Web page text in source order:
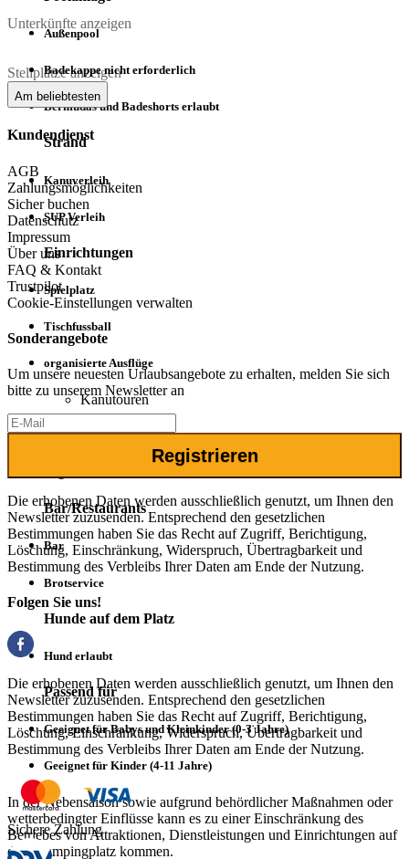
Außenpool
Badekappe nicht erforderlich
Bermudas und Badeshorts erlaubt
Strand
Kanuverleih
SUP Verleih
Einrichtungen
Spielplatz
Tischfussball
organisierte Ausflüge
Kanutouren
Sporteinrichtungen
Bar/Restaurants
Bar
Brotservice
Hunde auf dem Platz
Hund erlaubt
Passend für
Geeignet für Babys und Kleinkinder (0-3 Jahre)
Geeignet für Kinder (4-11 Jahre)
In der Nebensaison sowie aufgrund behördlicher Maßnahmen oder
wetterbedingter Einflüsse kann es zu einer Einschränkung des
Betriebes von Attraktionen, Dienstleistungen und Einrichtungen auf
dem Campingplatz kommen.
Unterkünfte anzeigen
Stellplätze anzeigen
Am beliebtesten
Kundendienst
AGB
Zahlungsmöglichkeiten
Sicher buchen
Datenschutz
Impressum
Über uns
FAQ & Kontakt
Trustpilot
Cookie-Einstellungen verwalten
Sonderangebote
Um unsere neuesten Urlaubsangebote zu erhalten, melden Sie sich
bitte zu unserem Newsletter an
Registrieren
Die erhobenen Daten werden ausschließlich genutzt, um Ihnen den
Newsletter zuzusenden. Entsprechend den gesetzlichen
Bestimmungen haben Sie das Recht auf Zugriff, Berichtigung,
Löschung, Einschränkung, Widerspruch, Übertragbarkeit und
Bestimmung des Verbleibs Ihrer Daten am Ende der Nutzung.
Folgen Sie uns!
Die erhobenen Daten werden ausschließlich genutzt, um Ihnen den
Newsletter zuzusenden. Entsprechend den gesetzlichen
Bestimmungen haben Sie das Recht auf Zugriff, Berichtigung,
Löschung, Einschränkung, Widerspruch, Übertragbarkeit und
Bestimmung des Verbleibs Ihrer Daten am Ende der Nutzung.
Sichere Zahlung